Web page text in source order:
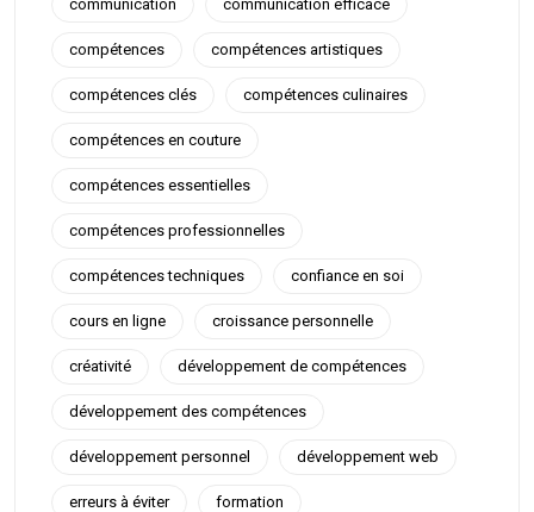
communication communication efficace
compétences compétences artistiques
compétences clés compétences culinaires
compétences en couture
compétences essentielles
compétences professionnelles
compétences techniques confiance en soi
cours en ligne croissance personnelle
créativité développement de compétences
développement des compétences
développement personnel développement web
erreurs à éviter formation